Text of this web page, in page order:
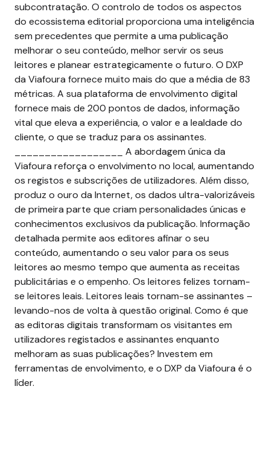
subcontratação. O controlo de todos os aspectos
do ecossistema editorial proporciona uma inteligência
sem precedentes que permite a uma publicação
melhorar o seu conteúdo, melhor servir os seus
leitores e planear estrategicamente o futuro. O DXP
da Viafoura fornece muito mais do que a média de 83
métricas. A sua plataforma de envolvimento digital
fornece mais de 200 pontos de dados, informação
vital que eleva a experiência, o valor e a lealdade do
cliente, o que se traduz para os assinantes.
__________________ A abordagem única da
Viafoura reforça o envolvimento no local, aumentando
os registos e subscrições de utilizadores. Além disso,
produz o ouro da Internet, os dados ultra-valorizáveis
de primeira parte que criam personalidades únicas e
conhecimentos exclusivos da publicação. Informação
detalhada permite aos editores afinar o seu
conteúdo, aumentando o seu valor para os seus
leitores ao mesmo tempo que aumenta as receitas
publicitárias e o empenho. Os leitores felizes tornam-
se leitores leais. Leitores leais tornam-se assinantes –
levando-nos de volta à questão original. Como é que
as editoras digitais transformam os visitantes em
utilizadores registados e assinantes enquanto
melhoram as suas publicações? Investem em
ferramentas de envolvimento, e o DXP da Viafoura é o
líder.